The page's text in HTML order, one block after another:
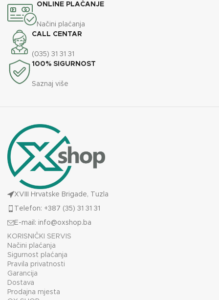
ONLINE PLAĆANJE
Načini plaćanja
CALL CENTAR
(035) 31 31 31
100% SIGURNOST
Saznaj više
XVIII Hrvatske Brigade, Tuzla
Telefon: +387 (35) 31 31 31
E-mail: info@oxshop.ba
KORISNIČKI SERVIS
Načini plaćanja
Sigurnost plaćanja
Pravila privatnosti
Garancija
Dostava
Prodajna mjesta